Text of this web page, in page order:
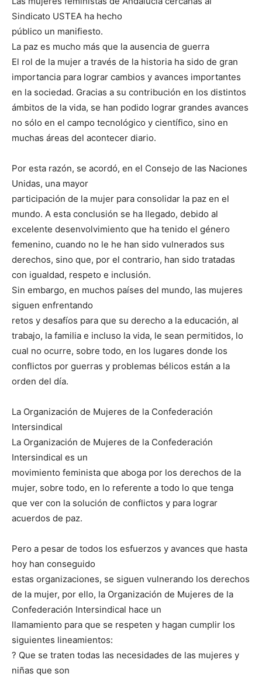
Sindicato USTEA ha hecho
público un manifiesto.
La paz es mucho más que la ausencia de guerra
El rol de la mujer a través de la historia ha sido de gran
importancia para lograr cambios y avances importantes
en la sociedad. Gracias a su contribución en los distintos
ámbitos de la vida, se han podido lograr grandes avances
no sólo en el campo tecnológico y científico, sino en
muchas áreas del acontecer diario.
Por esta razón, se acordó, en el Consejo de las Naciones
Unidas, una mayor
participación de la mujer para consolidar la paz en el
mundo. A esta conclusión se ha llegado, debido al
excelente desenvolvimiento que ha tenido el género
femenino, cuando no le he han sido vulnerados sus
derechos, sino que, por el contrario, han sido tratadas
con igualdad, respeto e inclusión.
Sin embargo, en muchos países del mundo, las mujeres
siguen enfrentando
retos y desafíos para que su derecho a la educación, al
trabajo, la familia e incluso la vida, le sean permitidos, lo
cual no ocurre, sobre todo, en los lugares donde los
conflictos por guerras y problemas bélicos están a la
orden del día.
La Organización de Mujeres de la Confederación
Intersindical
La Organización de Mujeres de la Confederación
Intersindical es un
movimiento feminista que aboga por los derechos de la
mujer, sobre todo, en lo referente a todo lo que tenga
que ver con la solución de conflictos y para lograr
acuerdos de paz.
Pero a pesar de todos los esfuerzos y avances que hasta
hoy han conseguido
estas organizaciones, se siguen vulnerando los derechos
de la mujer, por ello, la Organización de Mujeres de la
Confederación Intersindical hace un
llamamiento para que se respeten y hagan cumplir los
siguientes lineamientos:
? Que se traten todas las necesidades de las mujeres y
niñas que son